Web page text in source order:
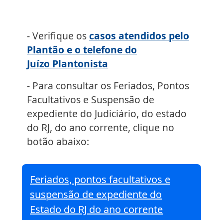
- Verifique oscasos atendidos pelo
Plantão e o telefone do
Juízo Plantonista
- Para consultar os Feriados, Pontos
Facultativos e Suspensão de
expediente do Judiciário, do estado
do RJ, do ano corrente, clique no
botão abaixo:
Feriados, pontos facultativos e
suspensão de expediente do
Estado do RJ do ano corrente